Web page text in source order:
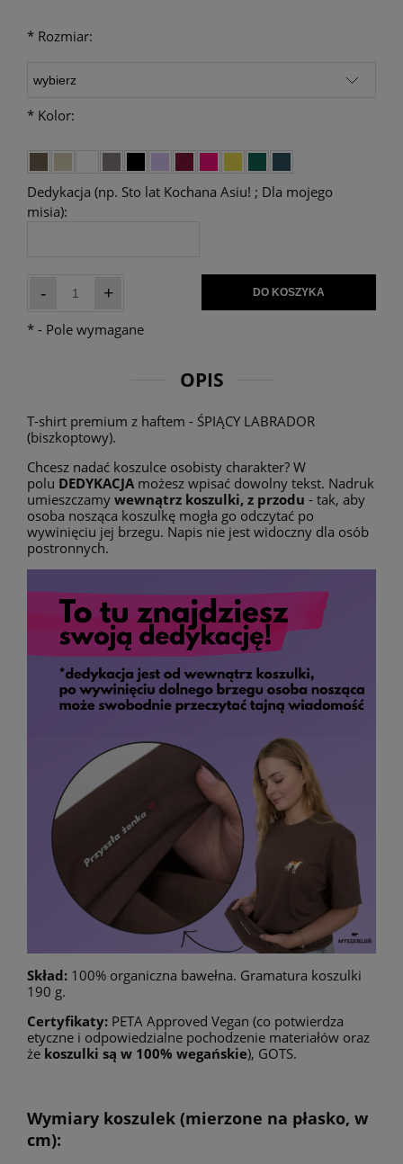
* Rozmiar:
* Kolor:
Dedykacja (np. Sto lat Kochana Asiu! ; Dla mojego
misia):
- + DO KOSZYKA
* - Pole wymagane
OPIS
T-shirt premium z haftem - ŚPIĄCY LABRADOR
(biszkoptowy).
Chcesz nadać koszulce osobisty charakter? W
polu DEDYKACJA możesz wpisać dowolny tekst. Nadruk
umieszczamy wewnątrz koszulki, z przodu - tak, aby
osoba nosząca koszulkę mogła go odczytać po
wywinięciu jej brzegu. Napis nie jest widoczny dla osób
postronnych.
Skład: 100% organiczna bawełna. Gramatura koszulki
190 g.
Certyfikaty: PETA Approved Vegan (co potwierdza
etyczne i odpowiedzialne pochodzenie materiałów oraz
że koszulki są w 100% wegańskie), GOTS.
Wymiary koszulek (mierzone na płasko, w
cm):